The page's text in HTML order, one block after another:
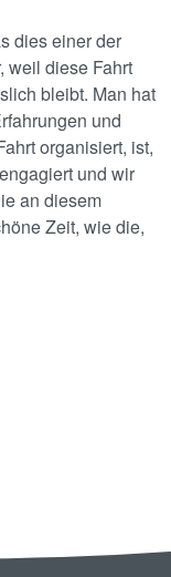
dies einer der
weil diese Fahrt
bleibt. Man hat
und
organisiert, ist,
und wir
an diesem
Zeit, wie die,